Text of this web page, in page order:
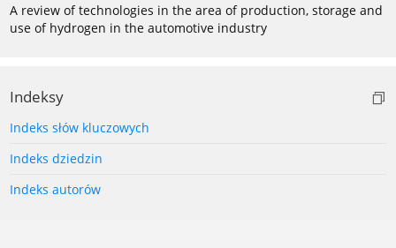
A review of technologies in the area of production, storage and
use of hydrogen in the automotive industry
Indeksy
Indeks słów kluczowych
Indeks dziedzin
Indeks autorów